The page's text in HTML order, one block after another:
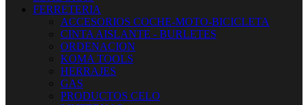
FERRETERIA
ACCESORIOS COCHE-MOTO-BICICLETA
CINTA AISLANTE - BURLETES
ORDENACION
KOMA TOOLS
HERRAJES
GAS
PRODUCTOS CELO